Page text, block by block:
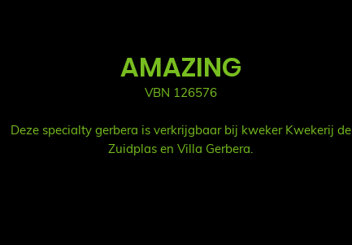
AMAZING
VBN 126576
Deze specialty gerbera is verkrijgbaar bij kweker Kwekerij de
Zuidplas en Villa Gerbera.